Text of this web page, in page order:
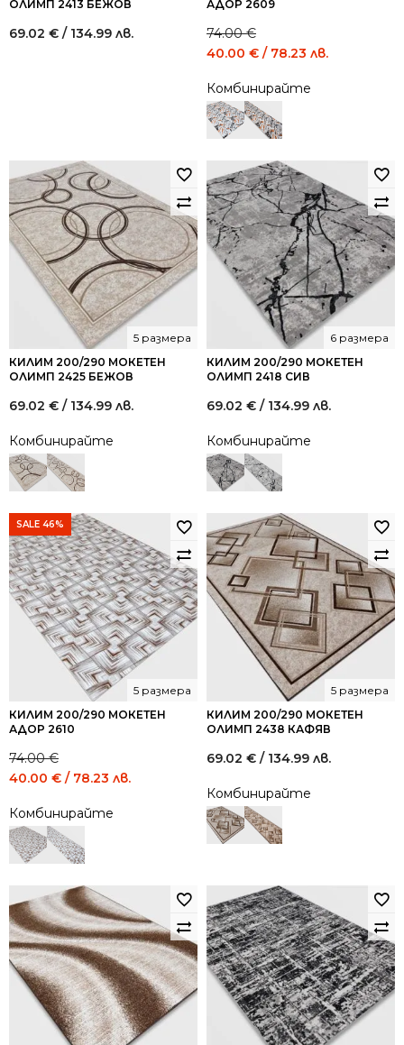
ОЛИМП 2413 БЕЖОВ
69.02 € / 134.99 лв.
АДОР 2609
74.00€
Original
was:
74.00 €
/
40.00 € / 78.23 лв.
лв..
Комбинирайте
КИЛИМ 200/290 МОКЕТЕН
ОЛИМП 2425 БЕЖОВ
5 размера
69.02 € / 134.99 лв.
Комбинирайте
КИЛИМ 200/290 МОКЕТЕН
ОЛИМП 2418 СИВ
6 размера
69.02 € / 134.99 лв.
Комбинирайте
SALE 46%
КИЛИМ 200/290 МОКЕТЕН
АДОР 2610
5 размера
74.00€
Original
was:
74.00 €
/
40.00 € / 78.23 лв.
Комбинирайте
КИЛИМ 200/290 МОКЕТЕН
ОЛИМП 2438 КАФЯВ
5 размера
69.02 € / 134.99 лв.
Комбинирайте